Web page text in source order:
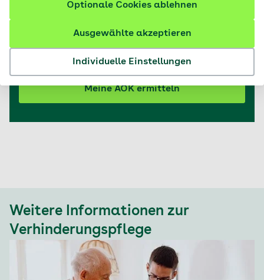
Individuelle Einstellungen
Ausgewählte akzeptieren
Optionale Cookies ablehnen
Postleitzahl ein, damit wir Ihnen den passenden
Region Ihrer zuständigen AOK wohnen, wählen
Sie bitte Ihre AOK unten aus der Liste.
Meine AOK ermitteln
Weitere Informationen zur
Verhinderungspflege